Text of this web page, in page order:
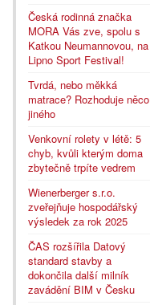
Česká rodinná značka
MORA Vás zve, spolu s
Katkou Neumannovou, na
Lipno Sport Festival!
Tvrdá, nebo měkká
matrace? Rozhoduje něco
jiného
Venkovní rolety v létě: 5
chyb, kvůli kterým doma
zbytečně trpíte vedrem
Wienerberger s.r.o.
zveřejňuje hospodářský
výsledek za rok 2025
ČAS rozšířila Datový
standard stavby a
dokončila další milník
zavádění BIM v Česku